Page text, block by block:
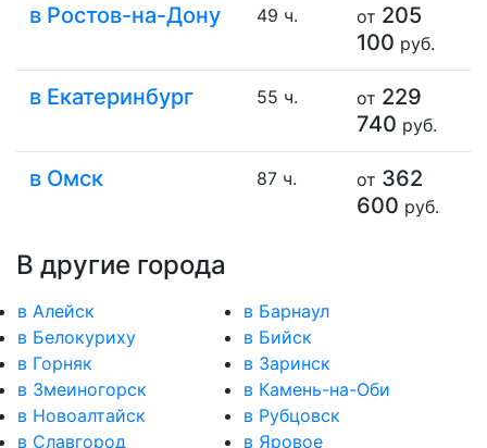
в Ростов-на-Дону 49 ч. от 205
100 руб.
в Екатеринбург 55 ч. от 229
740 руб.
в Омск 87 ч. от 362
600 руб.
В другие города
в Алейск
в Барнаул
в Белокуриху
в Бийск
в Горняк
в Заринск
в Змеиногорск
в Камень-на-Оби
в Новоалтайск
в Рубцовск
в Славгород
в Яровое